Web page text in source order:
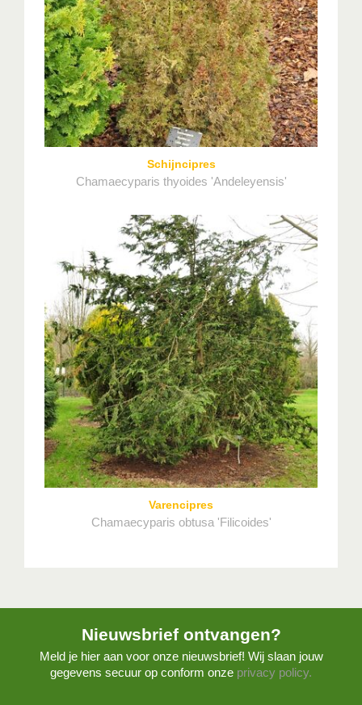
Schijncipres
Chamaecyparis thyoides 'Andeleyensis'
Varencipres
Chamaecyparis obtusa 'Filicoides'
Nieuwsbrief ontvangen?
Meld je hier aan voor onze nieuwsbrief! Wij slaan jouw
gegevens secuur op conform onze privacy policy.